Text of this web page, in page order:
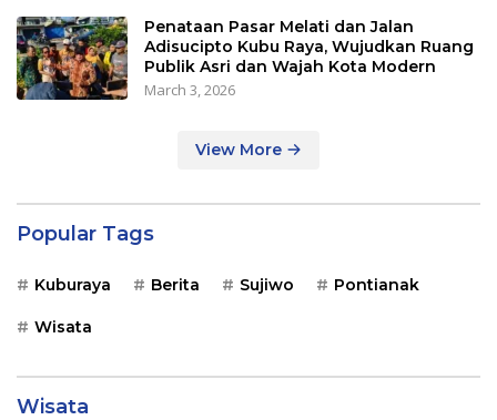
Penataan Pasar Melati dan Jalan
Adisucipto Kubu Raya, Wujudkan Ruang
Publik Asri dan Wajah Kota Modern
March 3, 2026
View More
Popular Tags
Kuburaya Berita Sujiwo Pontianak
Wisata
Wisata